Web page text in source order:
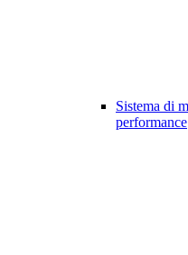
Sistema di
performance